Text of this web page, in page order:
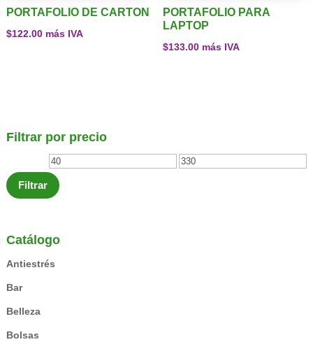
Filtrar por precio
Precio
mínimo
Precio
Filtrar
Catálogo
Antiestrés
Bar
Belleza
Bolsas
PORTAFOLIO DE CARTON
$122.00más IVA
PORTAFOLIO PARA
LAPTOP
$133.00más IVA